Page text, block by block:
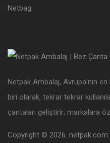
Netpak Ambalaj, Avrupa’nın
biri olarak, tekrar tekrar
çantaları geliştirir; markalara
Copyright © 2026.
Netbag